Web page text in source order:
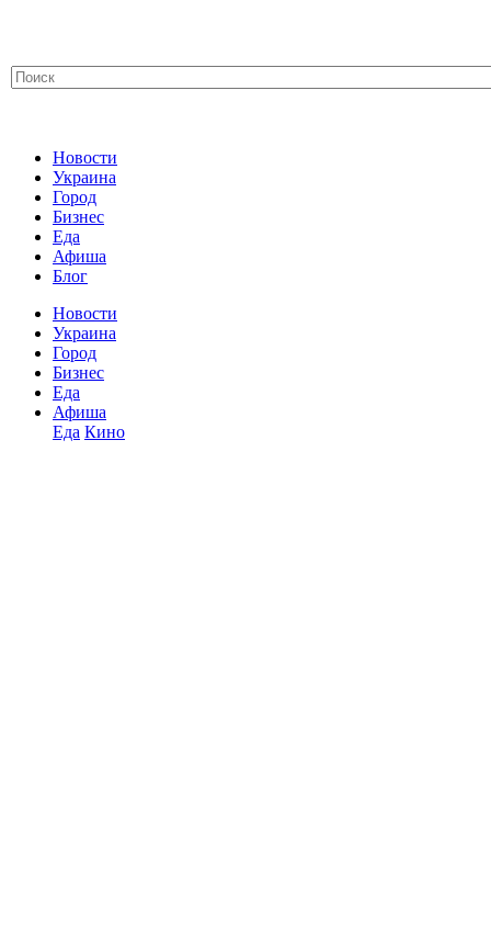
Новости
Украина
Город
Бизнес
Еда
Афиша
Блог
Новости
Украина
Город
Бизнес
Еда
Афиша
Еда Кино